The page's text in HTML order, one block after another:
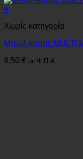
+
Χωρίς κατηγορία
Μπώλ κοπής MULTI
6.50 € με Φ.Π.Α.